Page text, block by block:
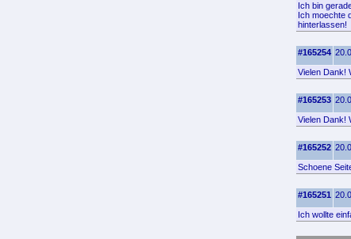
Ich bin
Ich moechte
hinterlassen!
#165254
Vielen Dank!
#165253
Vielen Dank!
#165252
Schoene
#165251
Ich wollte